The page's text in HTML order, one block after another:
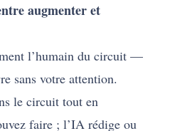
augmenter et
l’humain du circuit —
sans votre attention.
le circuit tout en
faire ; l’IA rédige ou